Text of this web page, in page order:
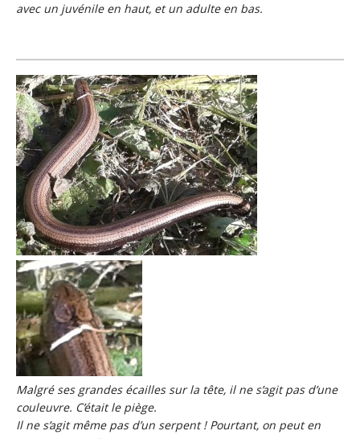
avec un juvénile en haut, et un adulte en bas.
Malgré ses grandes écailles sur la tête, il ne s’agit pas d’une
couleuvre. C’était le piège.
Il ne s’agit même pas d’un serpent ! Pourtant, on peut en